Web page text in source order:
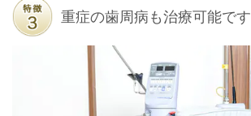
重症の歯周病も治療可能です